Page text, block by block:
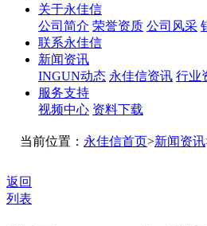
关于永佳信
公司简介 荣誉资质 公司风采
联系永佳信
新闻资讯
INGUN动态 永佳信资讯 行业
服务支持
视频中心 资料下载
当前位置： 永佳信首页>新闻资讯
返回
列表